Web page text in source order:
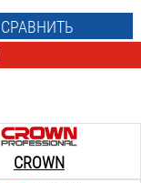
СРАВНИТЬ
CROWN